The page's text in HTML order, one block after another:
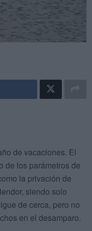
de vacaciones. El
de los parámetros de
la privación de
siendo solo
de cerca, pero no
en el desamparo.